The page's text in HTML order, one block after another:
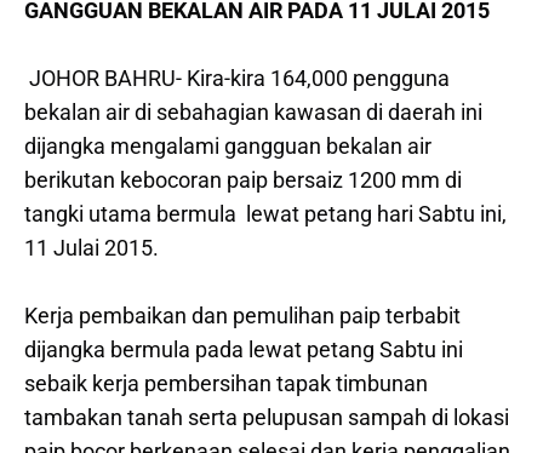
GANGGUAN BEKALAN AIR PADA 11 JULAI 2015
JOHOR BAHRU- Kira-kira 164,000 pengguna
bekalan air di sebahagian kawasan di daerah ini
dijangka mengalami gangguan bekalan air
berikutan kebocoran paip bersaiz 1200 mm di
tangki utama bermula lewat petang hari Sabtu ini,
11 Julai 2015.
Kerja pembaikan dan pemulihan paip terbabit
dijangka bermula pada lewat petang Sabtu ini
sebaik kerja pembersihan tapak timbunan
tambakan tanah serta pelupusan sampah di lokasi